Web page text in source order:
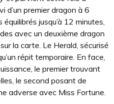
d’un premier dragon à 6
jusqu’à 12 minutes,
avec un deuxième dragon
la carte. Le Herald, sécurisé
répit temporaire. En face,
le premier trouvant
le second posant de
adverse avec Miss Fortune.